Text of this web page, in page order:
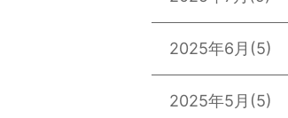
2025年6月 (5)
2025年5月 (5)